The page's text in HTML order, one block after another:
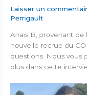
Laisser un
Perrigault
Anaïs B, provenant de
nouvelle recrue du
questions. Nous vous
plus dans cette